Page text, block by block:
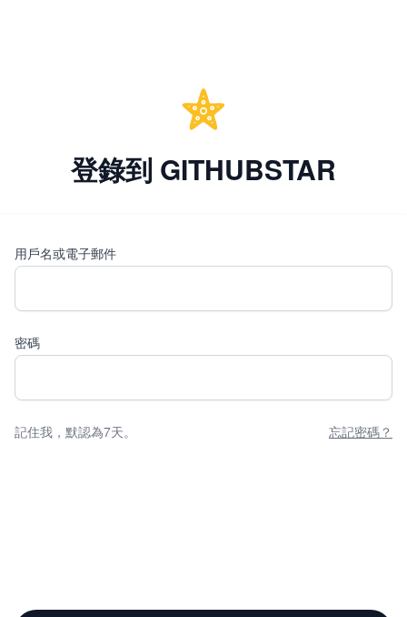
登錄到 GITHUBSTAR
用戶名或電子郵件
密碼
記住我，默認為7天。 忘記密碼？